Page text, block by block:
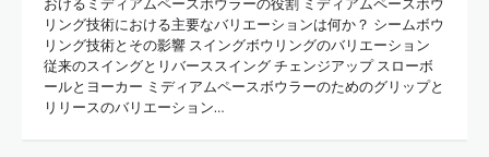
リング技術における主要なバリエーションは何か？ シームボウ
リング技術とその影響 スイングボウリングのバリエーション
従来のスイングとリバーススイング チェンジアップ スローボ
ールとヨーカー ミディアムペースボウラーのためのグリップと
リリースのバリエーション…